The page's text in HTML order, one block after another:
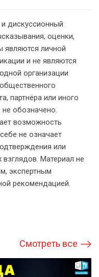
дискуссионный
оценки,
являются личной
и не являются
организации
партнёра или иного
обозначено.
возможность
не означает
или
Материал не
экспертным
рекомендацией.
Смотреть все